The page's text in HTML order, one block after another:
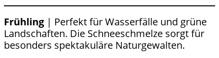
Frühling | Perfekt für Wasserfälle und grüne
Landschaften. Die Schneeschmelze sorgt für
besonders spektakuläre Naturgewalten.